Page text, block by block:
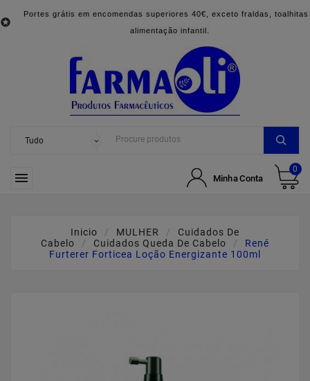

Portes grátis em encomendas superiores 40€, exceto fraldas, toalhitas
alimentação infantil.
 Minha Conta
0
Inicio MULHER
Cuidados De
Cabelo
Cuidados Queda De Cabelo
René
Furterer Forticea Loção Energizante 100ml